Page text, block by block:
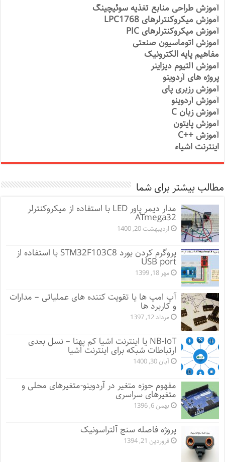
آموزش طراحی منابع تغذیه سوئیچینگ
آموزش میکروکنترلرهای LPC1768
آموزش میکروکنترلرهای PIC
آموزش اتوماسیون صنعتی
مفاهیم پایه الکترونیک
آموزش آلتیوم دیزاینر
پروژه های آردوینو
آموزش رزبری پای
آموزش آردوینو
آموزش زبان C
آموزش پایتون
آموزش ++C
اینترنت اشیاء
مطالب بیشتر برای شما
مدار دیمر پاور LED با استفاده از میکروکنترلر
ATmega32
اردیبهشت 20, 1400
پروگرم کردن بورد STM32F103C8 با استفاده از
USB port
مهر 18, 1399
آپ امپ ها یا تقویت کننده های عملیاتی – مدارات
و کاربرد ها
مرداد 12, 1397
NB-IoT یا اینترنت اشیا کم پهنا – نسل بعدی
ارتباطات شبکه برای اینترنت اشیا
آبان 30, 1400
مفهوم حوزه متغیر در آردوینو-متغیرهای محلی و
متغیرهای سراسری
بهمن 6, 1396
پروژه فاصله سنج آلتراسونیک
فروردین 21, 1394